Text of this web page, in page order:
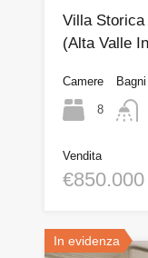
Villa Storica
(Alta Valle
Camere
8
Bagni
Vendita
€850.000
In evidenza